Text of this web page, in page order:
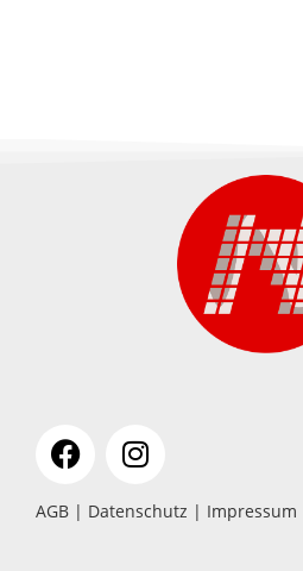
AGB | Datenschutz | Impressum